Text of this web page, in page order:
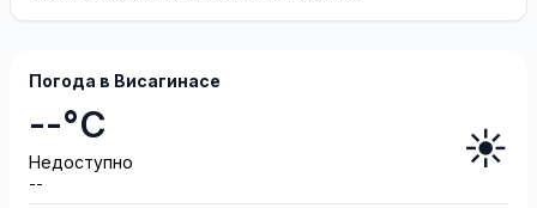
Погода в Висагинасе
--°C
Недоступно
--
☀️